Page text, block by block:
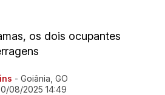
os dois ocupantes
- Goiânia, GO
08/2025 14:49